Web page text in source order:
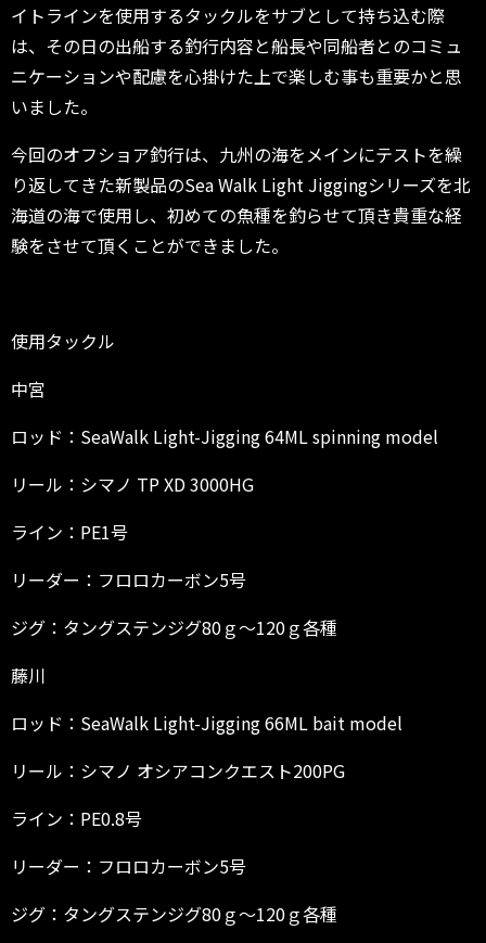
イトラインを使用するタックルをサブとして持ち込む際
は、その日の出船する釣行内容と船長や同船者とのコミュ
ニケーションや配慮を心掛けた上で楽しむ事も重要かと思
いました。
今回のオフショア釣行は、九州の海をメインにテストを繰
り返してきた新製品のSea Walk Light Jiggingシリーズを北
海道の海で使用し、初めての魚種を釣らせて頂き貴重な経
験をさせて頂くことができました。
使用タックル
中宮
ロッド：SeaWalk Light-Jigging 64ML spinning model
リール：シマノ TP XD 3000HG
ライン：PE1号
リーダー：フロロカーボン5号
ジグ：タングステンジグ80ｇ～120ｇ各種
藤川
ロッド：SeaWalk Light-Jigging 66ML bait model
リール：シマノ オシアコンクエスト200PG
ライン：PE0.8号
リーダー：フロロカーボン5号
ジグ：タングステンジグ80ｇ～120ｇ各種